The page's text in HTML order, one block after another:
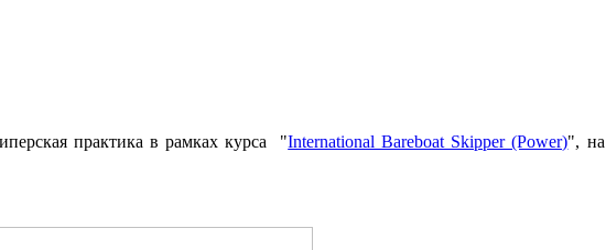
практика в рамках курса "International Bareboat Skipper (Power)",